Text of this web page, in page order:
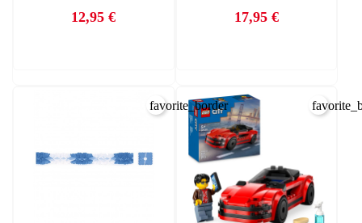
Precio
12,95 € Precio
17,95 €
favorite_border
CREAR LISTA DE DESEOS